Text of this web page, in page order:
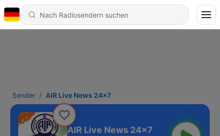
Sender AIR Live News 24x7
AIR Live News 24x7